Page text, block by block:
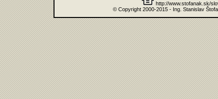
http://www.stofanak.sk/
© Copyright 2000-2015 - Ing. Stanislav